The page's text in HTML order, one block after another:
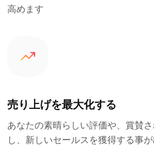
高めます
売り上げを最大化する
あなたの素晴らしい評価や、賞賛
し、新しいセールスを獲得する事